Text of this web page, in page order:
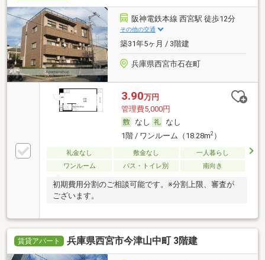
阪神電鉄本線 西宮駅 徒歩12分
その他の交通
築31年5ヶ月 / 3階建
兵庫県西宮市石在町
3.90万円
管理費5,000円
なし
なし
1階 / ワンルーム（18.28m2）
礼金なし 敷金なし
一人暮らし
ワンルーム
バス・トイレ別 南向き
初期費用分割のご相談可能です。※分割上限、審査が
ございます。
賃貸アパート 兵庫県西宮市今津山中町 3階建